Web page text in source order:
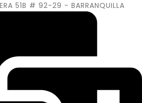
51B # 92-29 - BARRANQUILLA